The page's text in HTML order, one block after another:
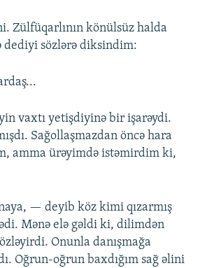
Zülfüqarlının könülsüz halda
dediyi sözlərə diksindim:
vaxtı yetişdiyinə bir işarəydi.
Sağollaşmazdan öncə hara
amma ürəyimdə istəmirdim ki,
— deyib köz kimi qızarmış
Mənə elə gəldi ki, dilimdən
Onunla danışmağa
Oğrun-oğrun baxdığım sağ əlini